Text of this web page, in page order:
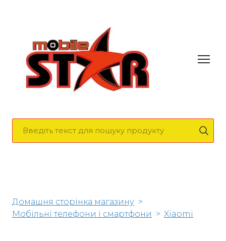
Домашня сторінка магазину
Мобільні телефони і смартфони
Xiaomi